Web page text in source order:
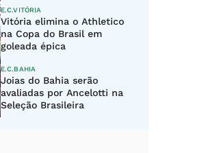
E.C.VITÓRIA
Vitória elimina o Athletico
na Copa do Brasil em
goleada épica
E.C.BAHIA
Joias do Bahia serão
avaliadas por Ancelotti na
Seleção Brasileira